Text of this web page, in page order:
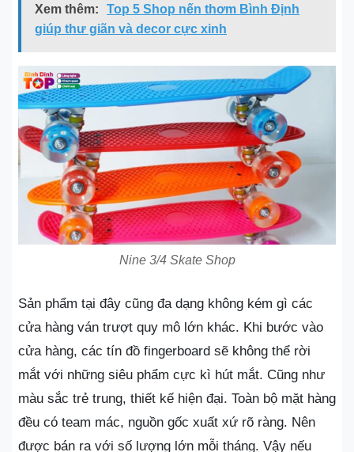
Xem thêm:
Top 5 Shop nến thơm Bình Định
giúp thư giãn và decor cực xinh
Nine 3/4 Skate Shop
Sản phẩm tại đây cũng đa dạng không kém gì các
cửa hàng ván trượt quy mô lớn khác. Khi bước vào
cửa hàng, các tín đồ fingerboard sẽ không thể rời
mắt với những siêu phẩm cực kì hút mắt. Cũng như
màu sắc trẻ trung, thiết kế hiện đại. Toàn bộ mặt hàng
đều có team mác, nguồn gốc xuất xứ rõ ràng. Nên
được bán ra với số lượng lớn mỗi tháng. Vậy nếu